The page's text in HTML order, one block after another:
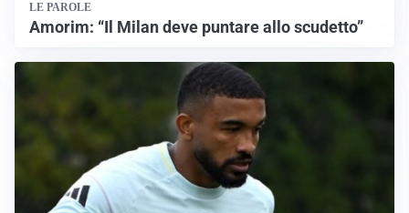
LE PAROLE
Amorim: “Il Milan deve puntare allo scudetto”